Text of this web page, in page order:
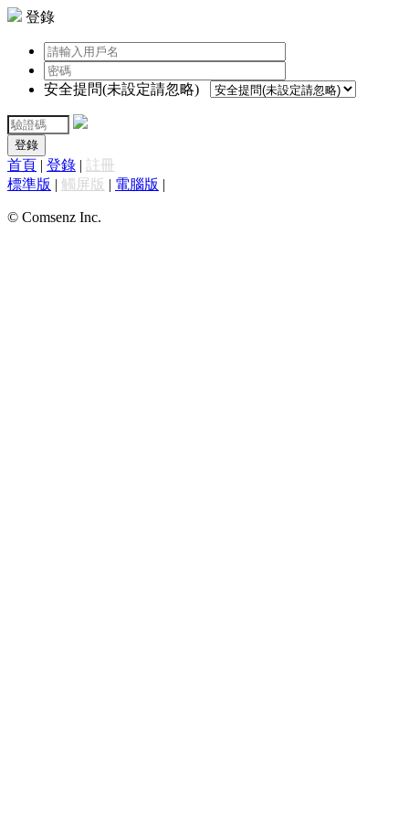
登錄
安全提問(未設定請忽略)
登錄
首頁 | 登錄 | 註冊
標準版 | 觸屏版 | 電腦版 |
© Comsenz Inc.